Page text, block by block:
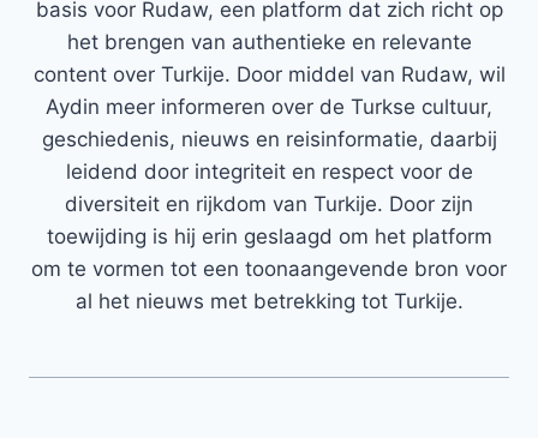
basis voor Rudaw, een platform dat zich richt op
het brengen van authentieke en relevante
content over Turkije. Door middel van Rudaw, wil
Aydin meer informeren over de Turkse cultuur,
geschiedenis, nieuws en reisinformatie, daarbij
leidend door integriteit en respect voor de
diversiteit en rijkdom van Turkije. Door zijn
toewijding is hij erin geslaagd om het platform
om te vormen tot een toonaangevende bron voor
al het nieuws met betrekking tot Turkije.